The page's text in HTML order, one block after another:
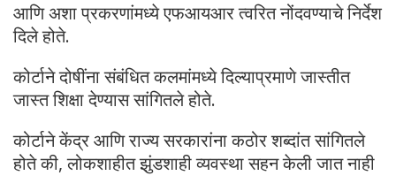
आणि अशा प्रकरणांमध्ये एफआयआर त्वरित नोंदवण्याचे निर्देश
दिले होते.
कोर्टाने दोषींना संबंधित कलमांमध्ये दिल्याप्रमाणे जास्तीत
जास्त शिक्षा देण्यास सांगितले होते.
कोर्टाने केंद्र आणि राज्य सरकारांना कठोर शब्दांत सांगितले
होते की, लोकशाहीत झुंडशाही व्यवस्था सहन केली जात नाही